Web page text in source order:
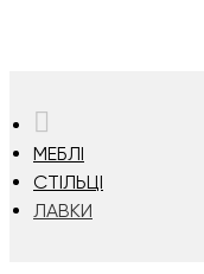
МЕБЛІ
СТІЛЬЦІ
ЛАВКИ